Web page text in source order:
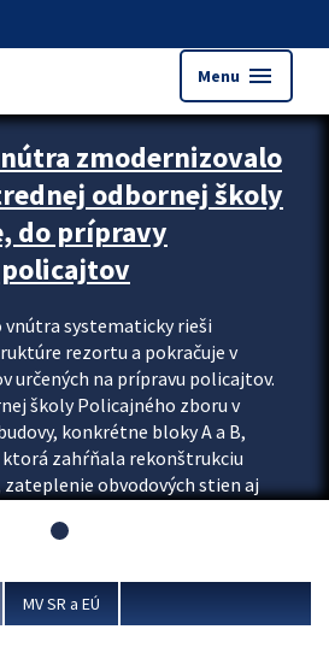
Menu menu
zmodernizovalo
odbornej školy
do prípravy
systematicky rieši
rezortu a pokračuje v
určených na prípravu policajtov.
školy Policajného zboru v
konkrétne bloky A a B,
zahŕňala rekonštrukciu
obvodových stien aj
učebne a moderné
MV SR a EÚ